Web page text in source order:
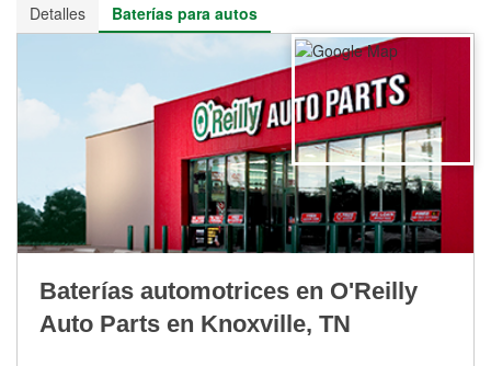
Detalles
Baterías para autos
Baterías automotrices en O'Reilly
Auto Parts en Knoxville, TN